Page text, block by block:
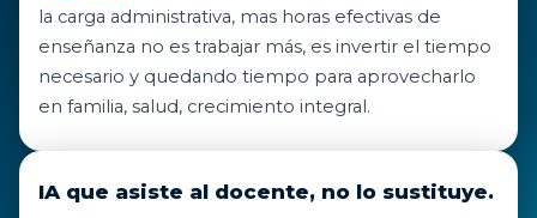
la carga administrativa, mas horas efectivas de
enseñanza no es trabajar más, es invertir el tiempo
necesario y quedando tiempo para aprovecharlo
en familia, salud, crecimiento integral.
IA que asiste al docente, no lo sustituye.